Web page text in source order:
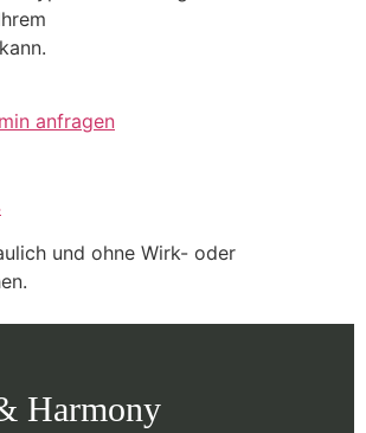
anfragen
und ohne Wirk- oder
Harmony